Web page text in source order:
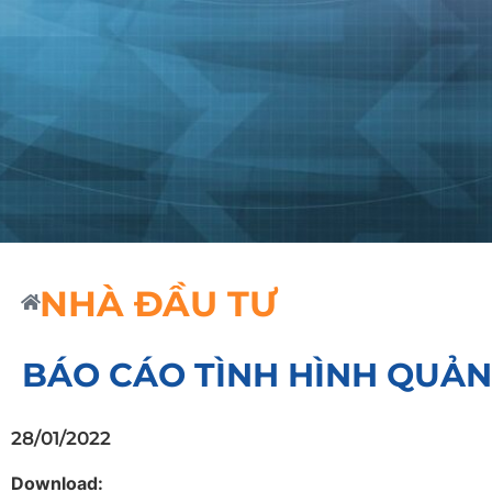
NHÀ ĐẦU TƯ
BÁO CÁO TÌNH HÌNH
28/01/2022
Download: